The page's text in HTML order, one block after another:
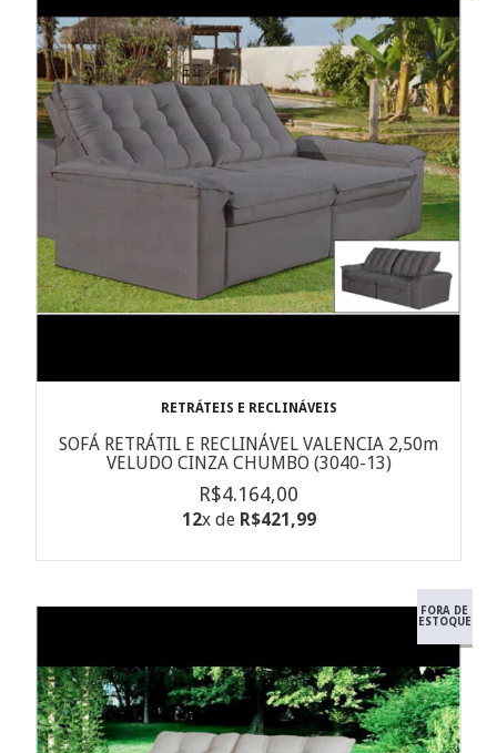
RETRÁTEIS E RECLINÁVEIS
SOFÁ RETRÁTIL E RECLINÁVEL VALENCIA 2,50m
VELUDO CINZA CHUMBO (3040-13)
R$4.164,00
12x de R$421,99
FORA DE
ESTOQUE